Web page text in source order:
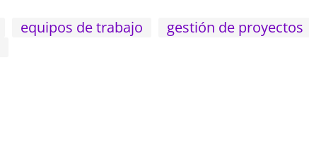
equipos de trabajo gestión de proyectos